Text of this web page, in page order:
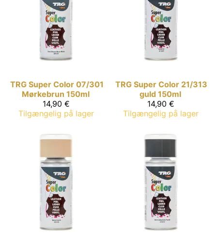
TRG Super Color 07/301
Mørkebrun 150ml
14,90 €
Tilgængelig på lager
TRG Super Color 21/313
guld 150ml
14,90 €
Tilgængelig på lager